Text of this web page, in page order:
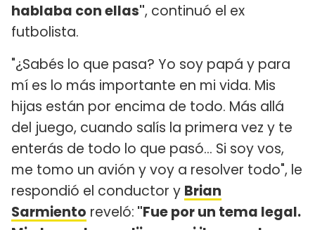
hablaba con ellas", continuó el ex
futbolista.
"¿Sabés lo que pasa? Yo soy papá y para
mí es lo más importante en mi vida. Mis
hijas están por encima de todo. Más allá
del juego, cuando salís la primera vez y te
enterás de todo lo que pasó... Si soy vos,
me tomo un avión y voy a resolver todo", le
respondió el conductor y Brian
Sarmiento reveló: "Fue por un tema legal.